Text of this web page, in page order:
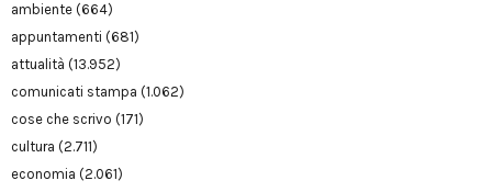
ambiente (664)
appuntamenti (681)
attualità (13.952)
comunicati stampa (1.062)
cose che scrivo (171)
cultura (2.711)
economia (2.061)